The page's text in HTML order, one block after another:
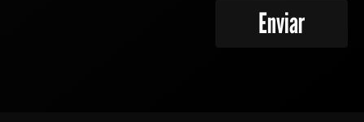
Enviar